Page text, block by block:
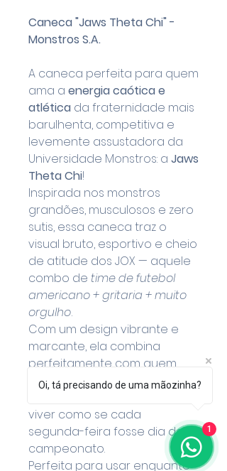
Caneca "Jaws Theta Chi" -
Monstros S.A.
A caneca perfeita para quem
ama a energia caótica e
atlética da fraternidade mais
barulhenta, competitiva e
levemente assustadora da
Universidade Monstros: a Jaws
Theta Chi!
Inspirada nos monstros
grandões, musculosos e zero
sutis, essa caneca traz o
visual bruto, esportivo e cheio
de atitude dos JOX — aquele
combo de time de futebol
americano + gritaria + muito
orgulho.
Com um design vibrante e
marcante, ela combina
perfeitamente com quem
gosta de entrar no clima das
viver como se cada
segunda-feira fosse dia de
campeonato.
Perfeita para usar enquanto
Oi, tá precisando de uma mãozinha?
1